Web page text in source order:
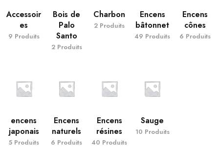
Accessoir
es
9 Produits
Bois de
Palo
Santo
2 Produits
Charbon
2 Produits
Encens
bâtonnet
49 Produits
Encens
cônes
6 Produits
encens
japonais
5 Produits
Encens
naturels
6 Produits
Encens
résines
40 Produits
Sauge
10 Produits